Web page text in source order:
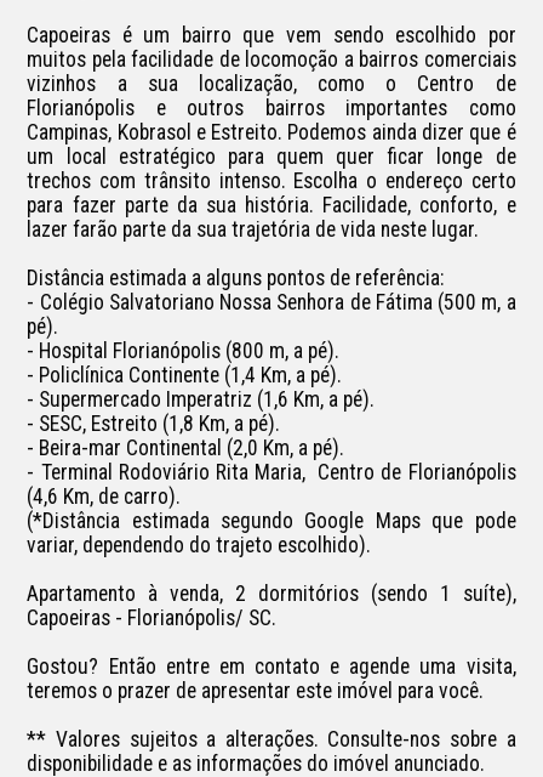
Capoeiras é um bairro que vem sendo escolhido por
muitos pela facilidade de locomoção a bairros comerciais
vizinhos a sua localização, como o Centro de
Florianópolis e outros bairros importantes como
Campinas, Kobrasol e Estreito. Podemos ainda dizer que é
um local estratégico para quem quer ficar longe de
trechos com trânsito intenso. Escolha o endereço certo
para fazer parte da sua história. Facilidade, conforto, e
lazer farão parte da sua trajetória de vida neste lugar.
Distância estimada a alguns pontos de referência:
- Colégio Salvatoriano Nossa Senhora de Fátima (500 m, a
pé).
- Hospital Florianópolis (800 m, a pé).
- Policlínica Continente (1,4 Km, a pé).
- Supermercado Imperatriz (1,6 Km, a pé).
- SESC, Estreito (1,8 Km, a pé).
- Beira-mar Continental (2,0 Km, a pé).
- Terminal Rodoviário Rita Maria,  Centro de Florianópolis
(4,6 Km, de carro).
(*Distância estimada segundo Google Maps que pode
variar, dependendo do trajeto escolhido).
Apartamento à venda, 2 dormitórios (sendo 1 suíte),
Capoeiras - Florianópolis/ SC.
Gostou? Então entre em contato e agende uma visita,
teremos o prazer de apresentar este imóvel para você.
** Valores sujeitos a alterações. Consulte-nos sobre a
disponibilidade e as informações do imóvel anunciado.